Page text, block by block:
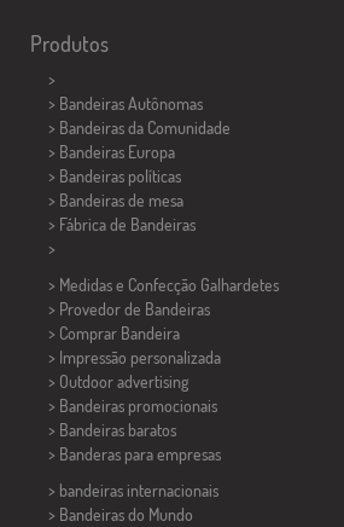
Produtos
>
> Bandeiras Autônomas
> Bandeiras da Comunidade
> Bandeiras Europa
> Bandeiras políticas
> Bandeiras de mesa
> Fábrica de Bandeiras
>
> Medidas e Confecção Galhardetes
> Provedor de Bandeiras
> Comprar Bandeira
> Impressão personalizada
> Outdoor advertising
> Bandeiras promocionais
> Bandeiras baratos
> Banderas para empresas
> bandeiras internacionais
> Bandeiras do Mundo